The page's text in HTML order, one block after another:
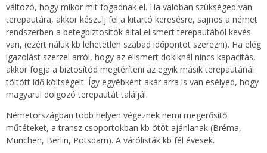
változó, hogy mikor mit fogadnak el. Ha valóban szükséged van
terepautára, akkor készülj fel a kitartó keresésre, sajnos a német
rendszerben a betegbiztosítók által elismert terepautából kevés
van, (ezért náluk kb lehetetlen szabad időpontot szerezni). Ha elég
igazolást szerzel arról, hogy az elismert dokiknál nincs kapacitás,
akkor fogja a biztosítód megtéríteni az egyik másik terepautánál
töltött idő költségeit. Így egyébként akár arra is van esélyed, hogy
magyarul dolgozó terepautát találjál.
Németországban több helyen végeznek nemi megerősítő
műtéteket, a transz csoportokban kb ötöt ajánlanak (Bréma,
München, Berlin, Potsdam). A várólisták kb fél évesek.